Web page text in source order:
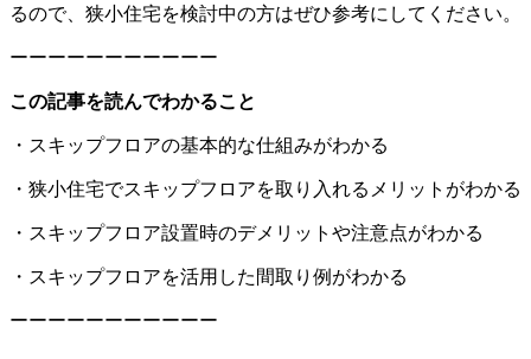
るので、狭小住宅を検討中の方はぜひ参考にしてください。
ーーーーーーーーーーー
この記事を読んでわかること
・スキップフロアの基本的な仕組みがわかる
・狭小住宅でスキップフロアを取り入れるメリットがわかる
・スキップフロア設置時のデメリットや注意点がわかる
・スキップフロアを活用した間取り例がわかる
ーーーーーーーーーーー